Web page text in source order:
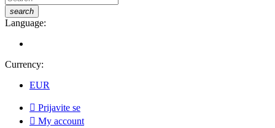
search
Language:
Currency:
EUR
 Prijavite se
 My account